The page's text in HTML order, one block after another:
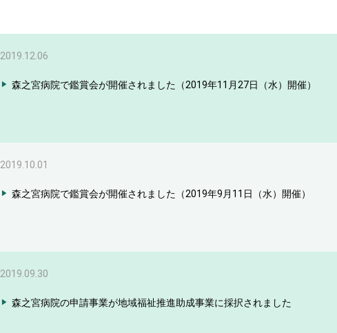
2019.12.06
森之宮病院で鑑賞会が開催されました（2019年11月27日（水）開催）
2019.10.01
森之宮病院で鑑賞会が開催されました（2019年9月11日（水）開催）
2019.09.30
森之宮病院の申請事業が地域福祉推進助成事業に採択されました